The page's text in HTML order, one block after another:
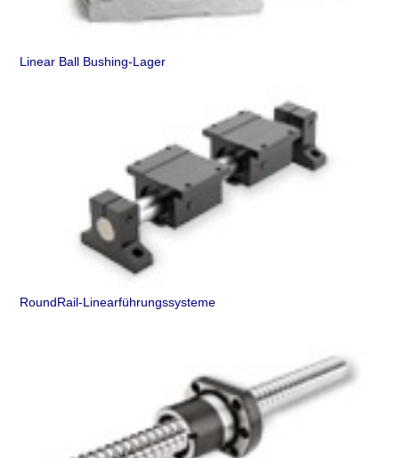
Linear Ball Bushing-Lager
RoundRail-Linearführungssysteme